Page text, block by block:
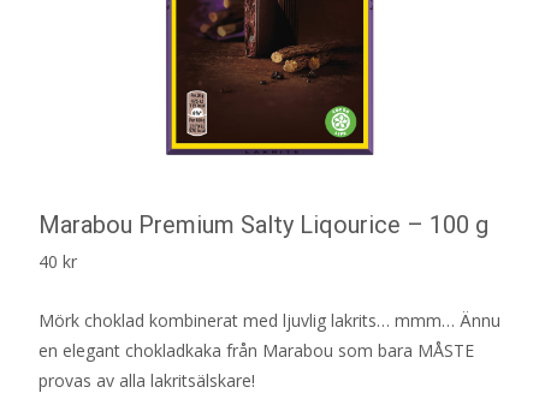
Marabou Premium Salty Liqourice – 100 g
40 kr
Mörk choklad kombinerat med ljuvlig lakrits… mmm… Ännu
en elegant chokladkaka från Marabou som bara MÅSTE
provas av alla lakritsälskare!